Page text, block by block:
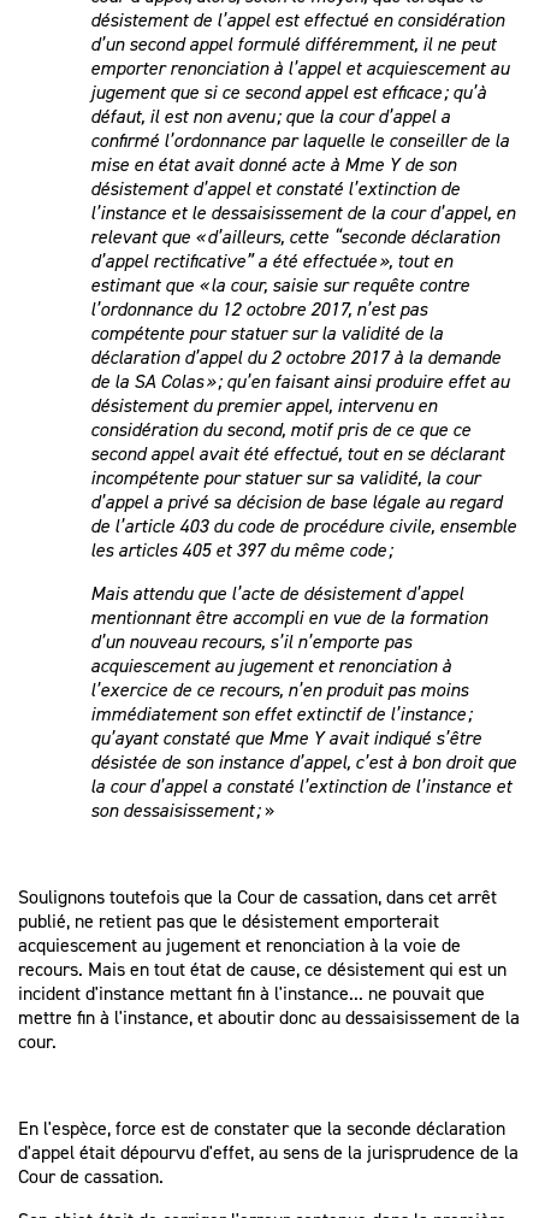
désistement de l’appel est effectué en considération
d’un second appel formulé différemment, il ne peut
emporter renonciation à l’appel et acquiescement au
jugement que si ce second appel est efficace ; qu’à
défaut, il est non avenu ; que la cour d’appel a
confirmé l’ordonnance par laquelle le conseiller de la
mise en état avait donné acte à Mme Y de son
désistement d’appel et constaté l’extinction de
l’instance et le dessaisissement de la cour d’appel, en
relevant que « d’ailleurs, cette “seconde déclaration
d’appel rectificative” a été effectuée », tout en
estimant que « la cour, saisie sur requête contre
l’ordonnance du 12 octobre 2017, n’est pas
compétente pour statuer sur la validité de la
déclaration d’appel du 2 octobre 2017 à la demande
de la SA Colas » ; qu’en faisant ainsi produire effet au
désistement du premier appel, intervenu en
considération du second, motif pris de ce que ce
second appel avait été effectué, tout en se déclarant
incompétente pour statuer sur sa validité, la cour
d’appel a privé sa décision de base légale au regard
de l’article 403 du code de procédure civile, ensemble
les articles 405 et 397 du même code ;
Mais attendu que l’acte de désistement d’appel
mentionnant être accompli en vue de la formation
d’un nouveau recours, s’il n’emporte pas
acquiescement au jugement et renonciation à
l’exercice de ce recours, n’en produit pas moins
immédiatement son effet extinctif de l’instance ;
qu’ayant constaté que Mme Y avait indiqué s’être
désistée de son instance d’appel, c’est à bon droit que
la cour d’appel a constaté l’extinction de l’instance et
son dessaisissement ;»
Soulignons toutefois que la Cour de cassation, dans cet arrêt
publié, ne retient pas que le désistement emporterait
acquiescement au jugement et renonciation à la voie de
recours. Mais en tout état de cause, ce désistement qui est un
incident d'instance mettant fin à l'instance... ne pouvait que
mettre fin à l'instance, et aboutir donc au dessaisissement de la
cour.
En l'espèce, force est de constater que la seconde déclaration
d'appel était dépourvu d'effet, au sens de la jurisprudence de la
Cour de cassation.